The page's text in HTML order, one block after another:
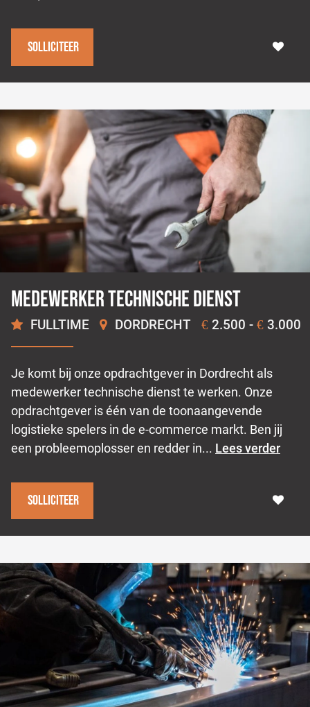
Solliciteer
Medewerker technische dienst
FULLTIME DORDRECHT € 2.500 - € 3.000
Je komt bij onze opdrachtgever in Dordrecht als
medewerker technische dienst te werken. Onze
opdrachtgever is één van de toonaangevende
logistieke spelers in de e-commerce markt. Ben jij
een probleemoplosser en redder in... Lees verder
Solliciteer